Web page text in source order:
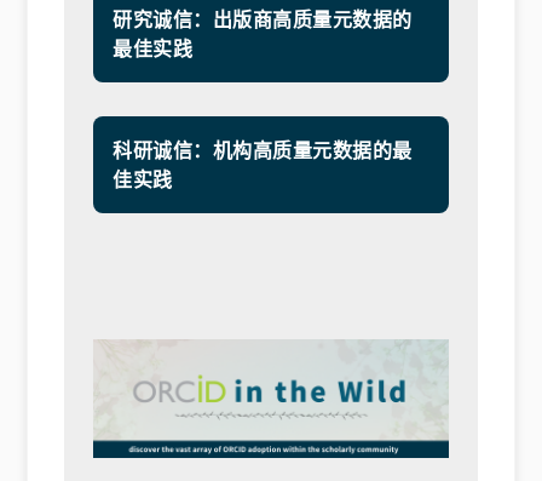
研究诚信：出版商高质量元数据的
最佳实践
科研诚信：机构高质量元数据的最
佳实践